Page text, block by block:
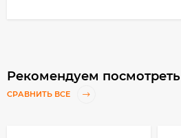
Рекомендуем посмотреть
СРАВНИТЬ ВСЕ